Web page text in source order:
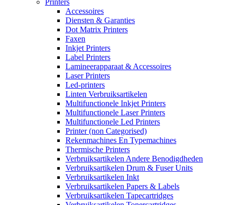
Accessoires
Diensten & Garanties
Dot Matrix Printers
Faxen
Inkjet Printers
Label Printers
Lamineerapparaat & Accessoires
Laser Printers
Led-printers
Linten Verbruiksartikelen
Multifunctionele Inkjet Printers
Multifunctionele Laser Printers
Multifunctionele Led Printers
Printer (non Categorised)
Rekenmachines En Typemachines
Thermische Printers
Verbruiksartikelen Andere Benodigdheden
Verbruiksartikelen Drum & Fuser Units
Verbruiksartikelen Inkt
Verbruiksartikelen Papers & Labels
Verbruiksartikelen Tapecartridges